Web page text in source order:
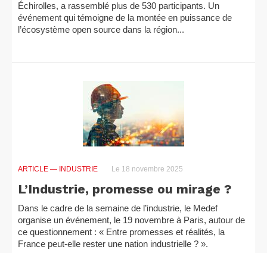
Échirolles, a rassemblé plus de 530 participants. Un
événement qui témoigne de la montée en puissance de
l’écosystème open source dans la région...
ARTICLE — INDUSTRIE Le 18 novembre 2025
L’Industrie, promesse ou mirage ?
Dans le cadre de la semaine de l’industrie, le Medef
organise un événement, le 19 novembre à Paris, autour de
ce questionnement : « Entre promesses et réalités, la
France peut-elle rester une nation industrielle ? ».